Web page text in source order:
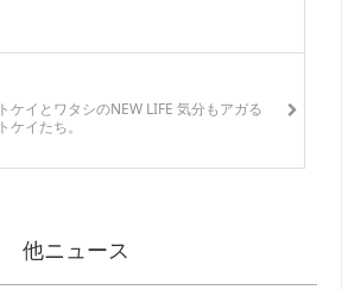
トケイとワタシのNEW LIFE 気分もアガる
トケイたち。
他ニュース